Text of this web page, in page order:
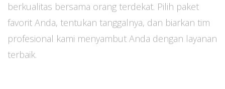
berkualitas bersama orang terdekat. Pilih paket
favorit Anda, tentukan tanggalnya, dan biarkan tim
profesional kami menyambut Anda dengan layanan
terbaik.